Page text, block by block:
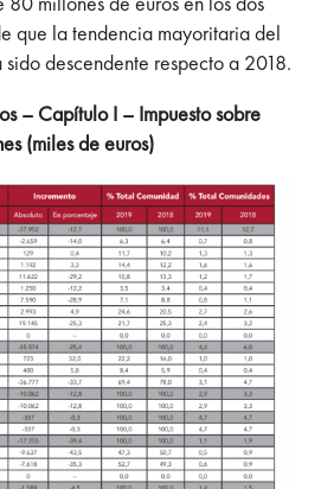
que la tendencia mayoritaria del
descendente respecto a 2018.
– Capítulo I – Impuesto sobre
(miles de euros)